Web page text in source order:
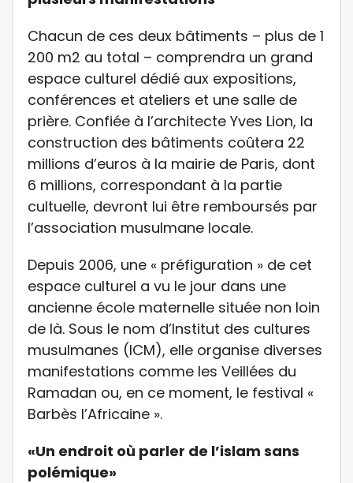
Chacun de ces deux bâtiments – plus de 1
200 m2 au total – comprendra un grand
espace culturel dédié aux expositions,
conférences et ateliers et une salle de
prière. Confiée à l’architecte Yves Lion, la
construction des bâtiments coûtera 22
millions d’euros à la mairie de Paris, dont
6 millions, correspondant à la partie
cultuelle, devront lui être remboursés par
l’association musulmane locale.
Depuis 2006, une « préfiguration » de cet
espace culturel a vu le jour dans une
ancienne école maternelle située non loin
de là. Sous le nom d’Institut des cultures
musulmanes (ICM), elle organise diverses
manifestations comme les Veillées du
Ramadan ou, en ce moment, le festival «
Barbès l’Africaine ».
«Un endroit où parler de l’islam sans
polémique»